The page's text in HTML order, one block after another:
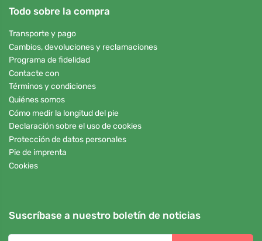
Todo sobre la compra
Transporte y pago
Cambios, devoluciones y reclamaciones
Programa de fidelidad
Contacte con
Términos y condiciones
Quiénes somos
Cómo medir la longitud del pie
Declaración sobre el uso de cookies
Protección de datos personales
Pie de imprenta
Cookies
Suscríbase a nuestro boletín de noticias